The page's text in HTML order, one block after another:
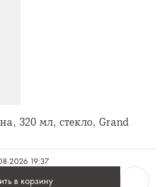
320 мл, стекло, Grand
19:37
в корзину